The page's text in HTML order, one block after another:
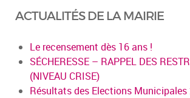
ACTUALITÉS DE LA MAIRIE
Le recensement dès 16 ans !
SÉCHERESSE – RAPPEL DES
(NIVEAU CRISE)
Résultats des Elections Municipales